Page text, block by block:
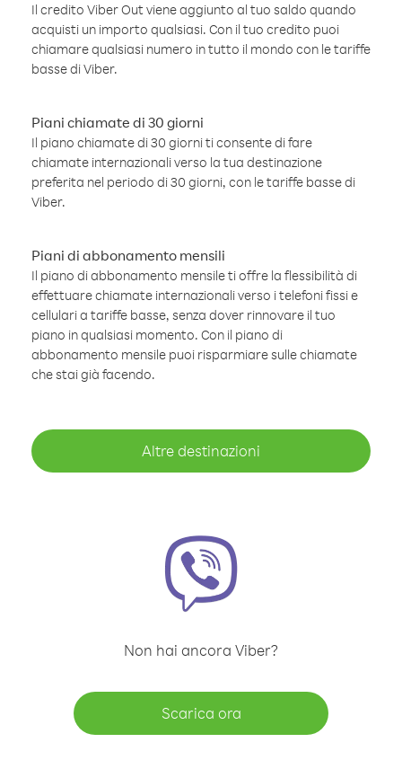
Il credito Viber Out viene aggiunto al tuo saldo quando
acquisti un importo qualsiasi. Con il tuo credito puoi
chiamare qualsiasi numero in tutto il mondo con le tariffe
basse di Viber.
Piani chiamate di 30 giorni
Il piano chiamate di 30 giorni ti consente di fare
chiamate internazionali verso la tua destinazione
preferita nel periodo di 30 giorni, con le tariffe basse di
Viber.
Piani di abbonamento mensili
Il piano di abbonamento mensile ti offre la flessibilità di
effettuare chiamate internazionali verso i telefoni fissi e
cellulari a tariffe basse, senza dover rinnovare il tuo
piano in qualsiasi momento. Con il piano di
abbonamento mensile puoi risparmiare sulle chiamate
che stai già facendo.
Altre destinazioni
Non hai ancora Viber?
Scarica ora